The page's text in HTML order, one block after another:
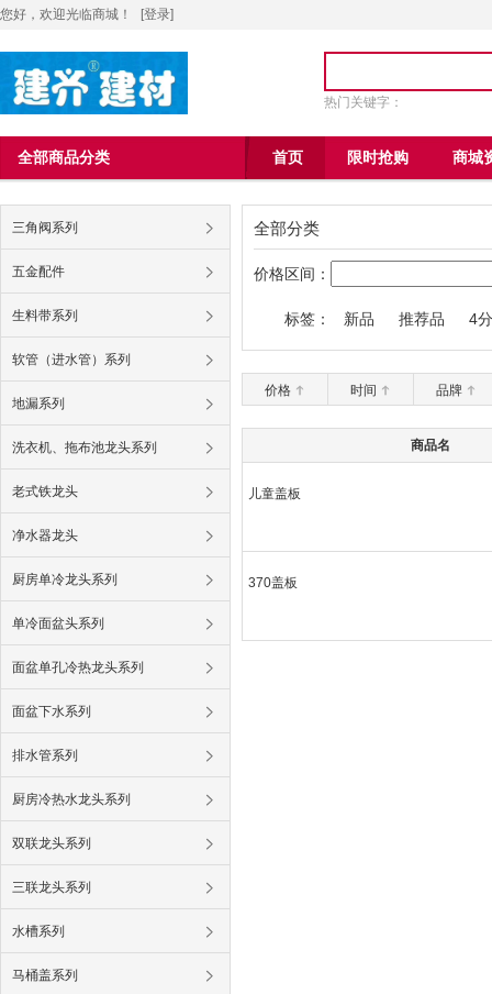
您好，欢迎光临商城！ [登录]
热门关键字：
全部商品分类 首页 限时抢购 商城
三角阀系列
五金配件
生料带系列
软管（进水管）系列
地漏系列
洗衣机、拖布池龙头系列
老式铁龙头
净水器龙头
厨房单冷龙头系列
单冷面盆头系列
面盆单孔冷热龙头系列
面盆下水系列
排水管系列
厨房冷热水龙头系列
双联龙头系列
三联龙头系列
水槽系列
马桶盖系列
全部分类
价格区间：
标签： 新品 推荐品
4
九牧王6004马桶
价格 时间 品牌
商品名
儿童盖板
370盖板